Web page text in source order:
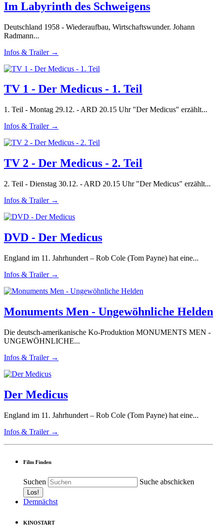
Im Labyrinth des Schweigens
Deutschland 1958 - Wiederaufbau, Wirtschaftswunder. Johann
Radmann...
Infos & Trailer →
TV 1 - Der Medicus - 1. Teil
1. Teil - Montag 29.12. - ARD 20.15 Uhr "Der Medicus" erzählt...
Infos & Trailer →
TV 2 - Der Medicus - 2. Teil
2. Teil - Dienstag 30.12. - ARD 20.15 Uhr "Der Medicus" erzählt...
Infos & Trailer →
DVD - Der Medicus
England im 11. Jahrhundert – Rob Cole (Tom Payne) hat eine...
Infos & Trailer →
Monuments Men - Ungewöhnliche Helden
Die deutsch-amerikanische Ko-Produktion MONUMENTS MEN -
UNGEWÖHNLICHE...
Infos & Trailer →
Der Medicus
England im 11. Jahrhundert – Rob Cole (Tom Payne) hat eine...
Infos & Trailer →
Film Finden
Suchen Suche abschicken
Demnächst
KINOSTART